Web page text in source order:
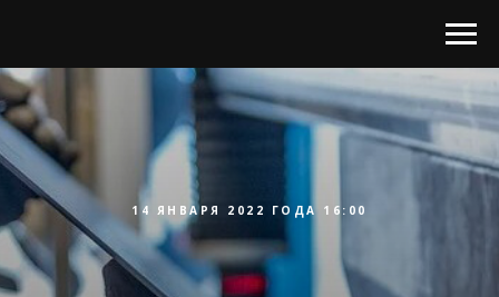
14 ЯНВАРЯ 2022 ГОДА 16:00